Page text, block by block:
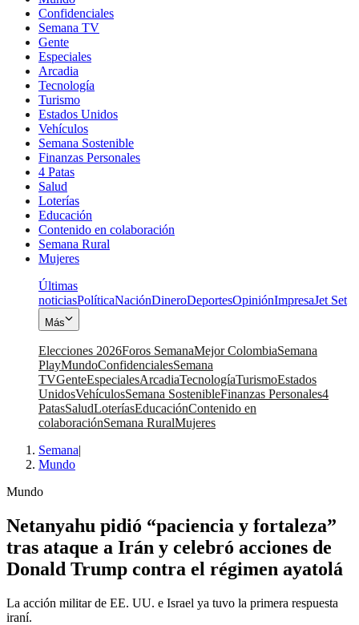
Confidenciales
Semana TV
Gente
Especiales
Arcadia
Tecnología
Turismo
Estados Unidos
Vehículos
Semana Sostenible
Finanzas Personales
4 Patas
Salud
Loterías
Educación
Contenido en colaboración
Semana Rural
Mujeres
Últimas
noticiasPolíticaNaciónDineroDeportesOpiniónImpresaJet Set
Más
Elecciones 2026Foros SemanaMejor ColombiaSemana
PlayMundoConfidencialesSemana
TVGenteEspecialesArcadiaTecnologíaTurismoEstados
UnidosVehículosSemana SostenibleFinanzas Personales4
PatasSaludLoteríasEducaciónContenido en
colaboraciónSemana RuralMujeres
Semana|
Mundo
Mundo
Netanyahu pidió “paciencia y fortaleza”
tras ataque a Irán y celebró acciones de
Donald Trump contra el régimen ayatolá
La acción militar de EE. UU. e Israel ya tuvo la primera respuesta
iraní.